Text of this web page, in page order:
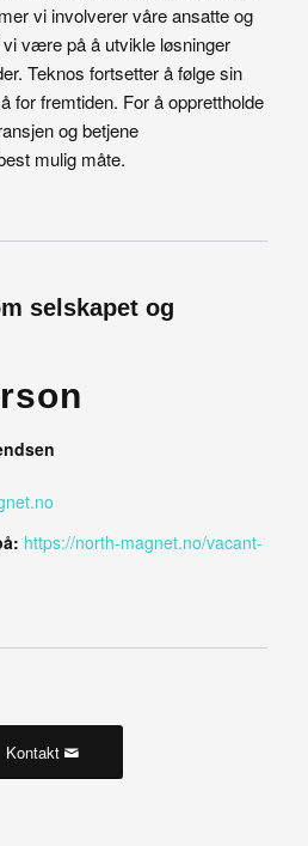
vi involverer våre ansatte og
være på å utvikle løsninger
Teknos fortsetter å følge sin
for fremtiden. For å opprettholde
og betjene
mulig måte.
selskapet og
https://north-magnet.no/vacant-
Kontakt